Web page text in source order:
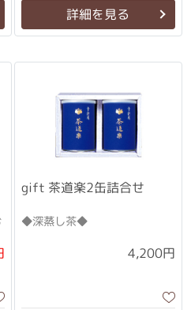
詳細を見る
gift 茶道楽2缶詰合せ
◆深蒸し茶◆
4,200円